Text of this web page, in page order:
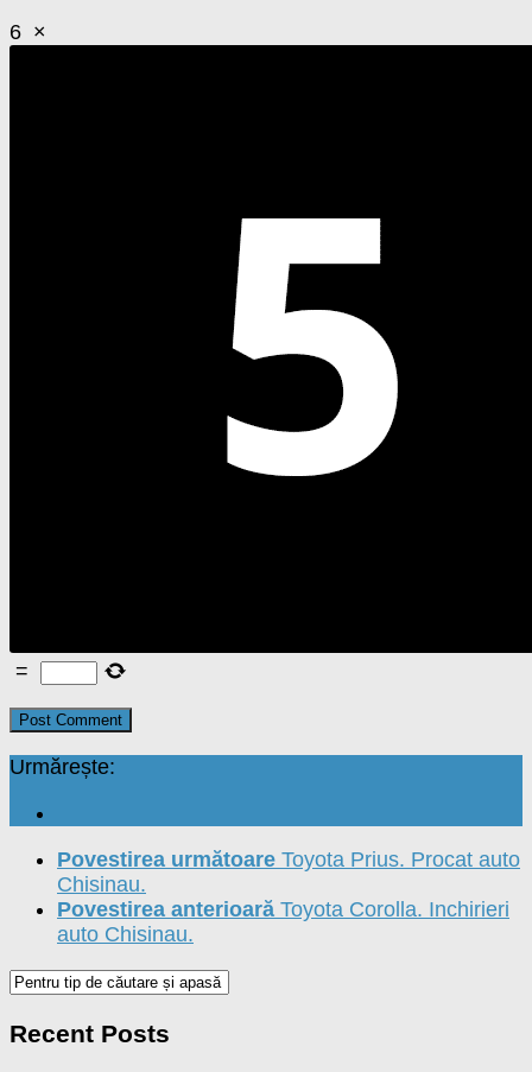
6 ×
=
Urmărește:
Povestirea următoare Toyota Prius. Procat auto
Chisinau.
Povestirea anterioară Toyota Corolla. Inchirieri
auto Chisinau.
Recent Posts